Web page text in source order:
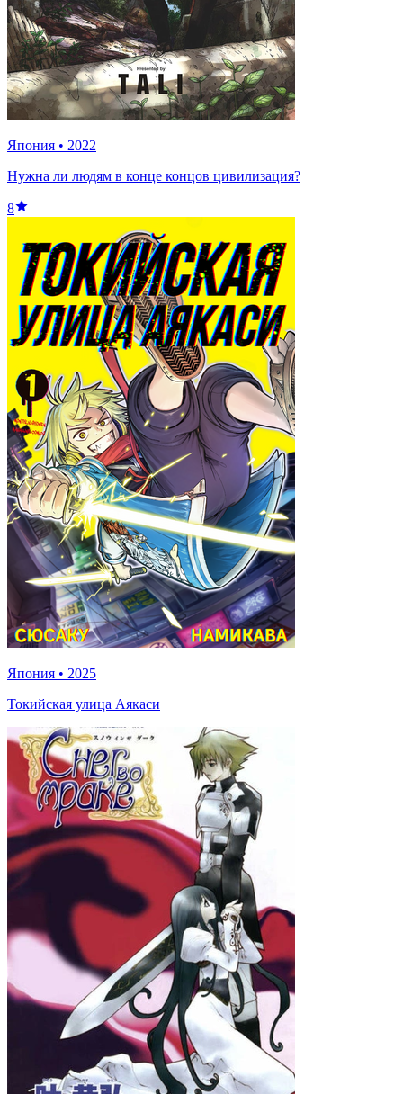
Япония • 2022
Нужна ли людям в конце концов цивилизация?
8
Япония • 2025
Токийская улица Аякаси